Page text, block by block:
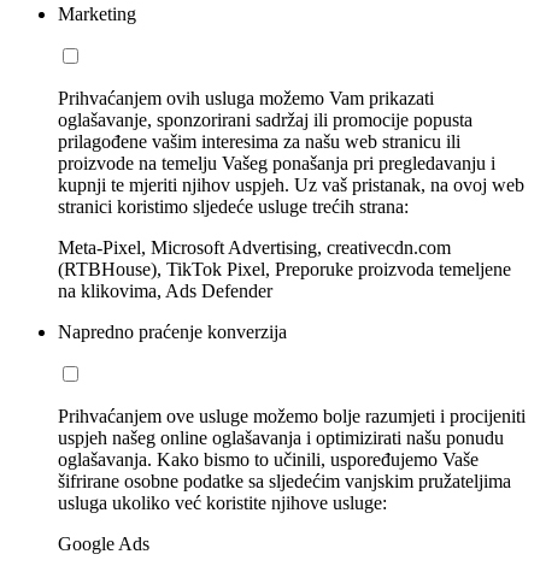
Marketing
Prihvaćanjem ovih usluga možemo Vam prikazati
oglašavanje, sponzorirani sadržaj ili promocije popusta
prilagođene vašim interesima za našu web stranicu ili
proizvode na temelju Vašeg ponašanja pri pregledavanju i
kupnji te mjeriti njihov uspjeh. Uz vaš pristanak, na ovoj web
stranici koristimo sljedeće usluge trećih strana:
Meta-Pixel, Microsoft Advertising, creativecdn.com
(RTBHouse), TikTok Pixel, Preporuke proizvoda temeljene
na klikovima, Ads Defender
Napredno praćenje konverzija
Prihvaćanjem ove usluge možemo bolje razumjeti i procijeniti
uspjeh našeg online oglašavanja i optimizirati našu ponudu
oglašavanja. Kako bismo to učinili, uspoređujemo Vaše
šifrirane osobne podatke sa sljedećim vanjskim pružateljima
usluga ukoliko već koristite njihove usluge:
Google Ads